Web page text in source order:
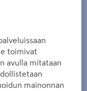
toimivat
avulla mitataan
mainonnan